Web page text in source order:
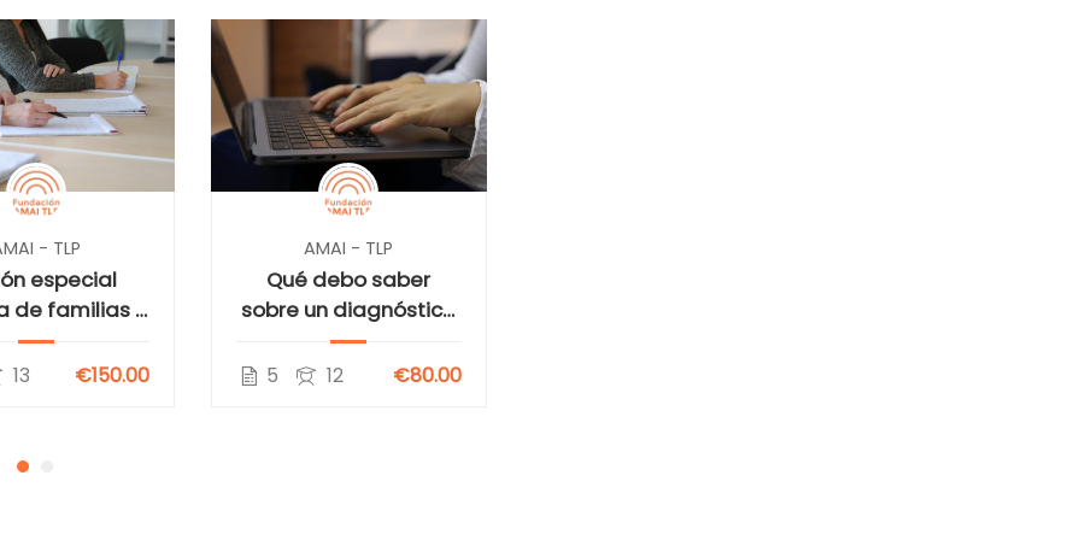
- TLP
especial
de familias –
Mayo
2026]
13 €150.00
AMAI - TLP
Qué debo saber
sobre un diagnóstico
de Trastorno Límite
de la Personalidad
5 12 €80.00